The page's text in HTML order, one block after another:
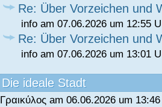
Re: Über Vorzeichen und
info am 07.06.2026 um 12:55
Re: Über Vorzeichen und
info am 07.06.2026 um 13:01
Die ideale Stadt
Γραικύλος am 06.06.2026 um